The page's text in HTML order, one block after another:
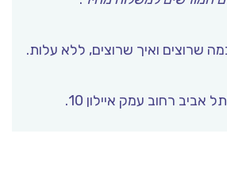
שרוצים ואיך שרוצים, ללא עלות.
רחוב עמק איילון 10.